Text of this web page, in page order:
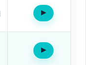
▶Oír
▶Oír